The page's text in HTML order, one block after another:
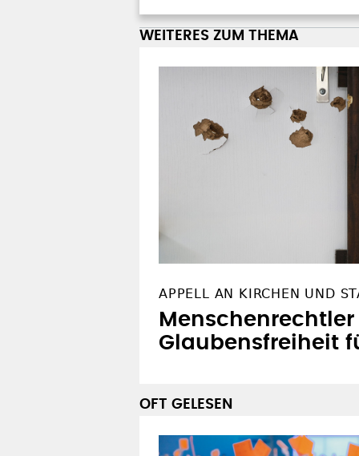
WEITERES ZUM THEMA
APPELL AN KIRCHEN UND
Glaubensfreiheit
OFT GELESEN